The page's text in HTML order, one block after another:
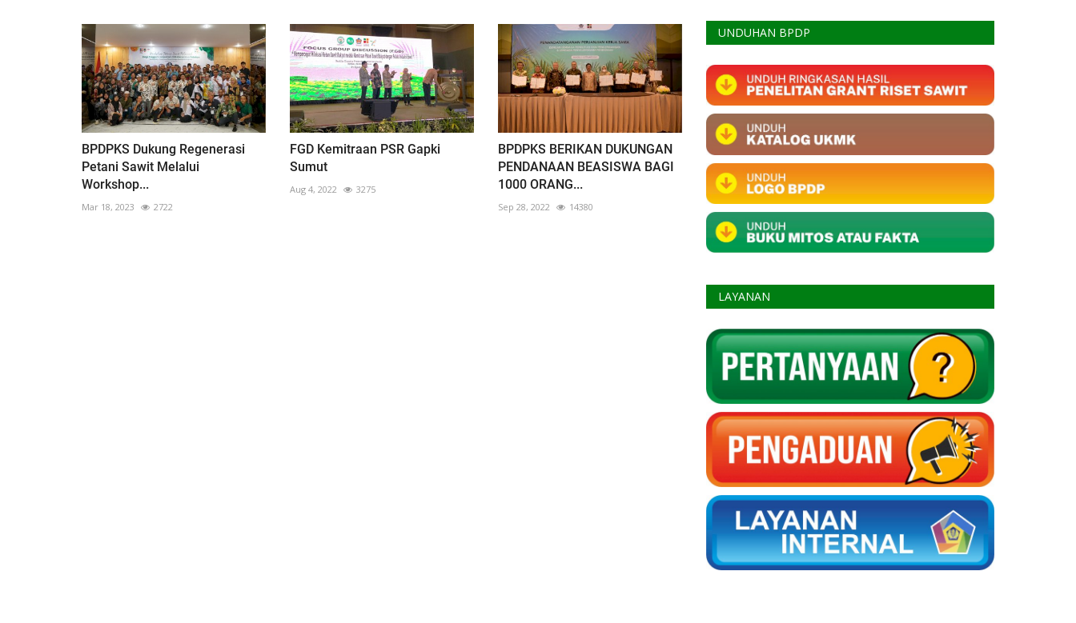
BPDPKS Dukung Regenerasi
Petani Sawit Melalui
Workshop...
Mar 18, 2023 2722
FGD Kemitraan PSR Gapki
Sumut
Aug 4, 2022 3275
BPDPKS BERIKAN DUKUNGAN
PENDANAAN BEASISWA BAGI
1000 ORANG...
Sep 28, 2022 14380
UNDUHAN BPDP
LAYANAN